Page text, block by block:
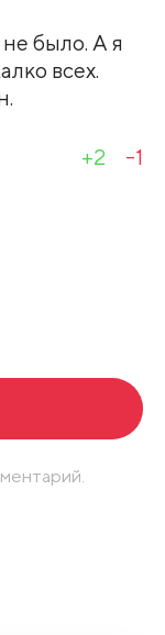
было. А я
всех.
+2 -1